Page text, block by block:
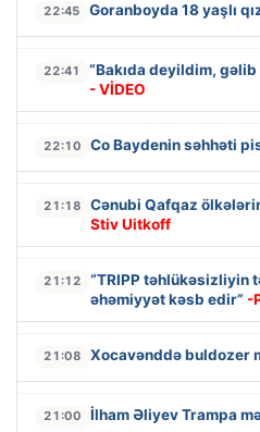
22:45 Goranboyda 18 yaşlı
22:41
“Bakıda deyildim,
- VİDEO
22:10 Co Baydenin səhhəti
21:18 Cənubi Qafqaz
Stiv Uitkoff
21:12
“TRIPP təhlükəsizliyin
əhəmiyyət kəsb edir” -
21:08 Xocavənddə buldozer
21:00 İlham Əliyev Trampa